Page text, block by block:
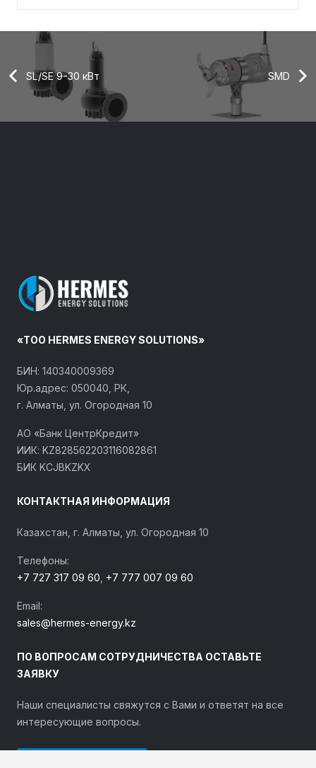
SL/SE 9-30 кВт SMD
«ТОО HERMES ENERGY SOLUTIONS»
БИН: 140340009369
Юр.адрес: 050040, РК,
г. Алматы, ул. Огородная 10
АО «Банк ЦентрКредит»
ИИК: KZ828562203116082861
БИК KCJBKZKX
КОНТАКТНАЯ ИНФОРМАЦИЯ
Казахстан, г. Алматы, ул. Огородная 10
Телефоны:
+7 727 317 09 60 +7 777 007 09 60
Email:
sales@hermes-energy.kz
ПО ВОПРОСАМ СОТРУДНИЧЕСТВА ОСТАВЬТЕ
ЗАЯВКУ
Наши специалисты свяжутся с Вами и ответят на все
интересующие вопросы.